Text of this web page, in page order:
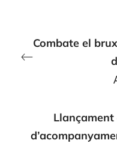
Combate el
Llançament